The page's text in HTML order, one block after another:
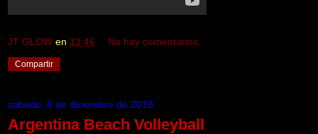
JT GLOW en 13:46 No hay comentarios:
Compartir
sábado, 8 de diciembre de 2018
Argentina Beach Volleyball